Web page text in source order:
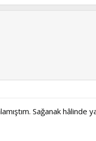
Sağanak